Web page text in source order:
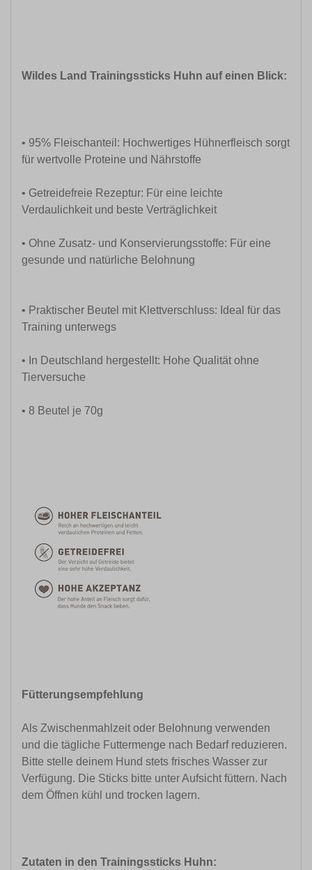
Wildes Land Trainingssticks Huhn auf einen Blick:
• 95% Fleischanteil: Hochwertiges Hühnerfleisch sorgt
für wertvolle Proteine und Nährstoffe
• Getreidefreie Rezeptur: Für eine leichte
Verdaulichkeit und beste Verträglichkeit
• Ohne Zusatz- und Konservierungsstoffe: Für eine
gesunde und natürliche Belohnung
• Praktischer Beutel mit Klettverschluss: Ideal für das
Training unterwegs
• In Deutschland hergestellt: Hohe Qualität ohne
Tierversuche
• 8 Beutel je 70g
Fütterungsempfehlung
Als Zwischenmahlzeit oder Belohnung verwenden
und die tägliche Futtermenge nach Bedarf reduzieren.
Bitte stelle deinem Hund stets frisches Wasser zur
Verfügung. Die Sticks bitte unter Aufsicht füttern. Nach
dem Öffnen kühl und trocken lagern.
Zutaten in den Trainingssticks Huhn: